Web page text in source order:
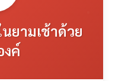
ยามเช้าด้วย
ค์